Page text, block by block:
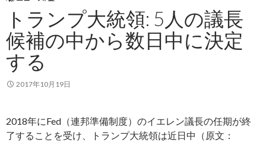
トランプ大統領: 5人の議長
候補の中から数日中に決定
する
2017年10月19日
2018年にFed（連邦準備制度）のイエレン議長の任期が終
了することを受け、トランプ大統領は近日中（原文：